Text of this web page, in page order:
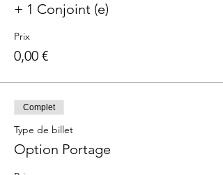
+ 1 Conjoint (e)
Prix
0,00 €
Complet
Type de billet
Option Portage